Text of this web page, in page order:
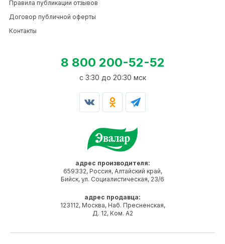
адрес производителя:
659332, Россия, Алтайский край,
Бийск, ул. Социалистическая, 23/6
адрес продавца:
123112, Москва, Наб. Пресненская,
Д. 12, Ком. А2
Правила публикации отзывов
Договор публичной оферты
Контакты
8 800 200-52-52
c 3:30 до 20:30 мск